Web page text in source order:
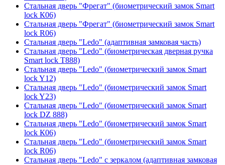
Стальная дверь "Фрегат" (биометрический замок Smart
lock К06)
Стальная дверь "Фрегат" (биометрический замок Smart
lock R06)
Стальная дверь "Ledo" (адаптивная замковая часть)
Стальная дверь "Ledo" (биометрическая дверная ручка
Smart lock T888)
Стальная дверь "Ledo" (биометрический замок Smart
lock Y12)
Стальная дверь "Ledo" (биометрический замок Smart
lock Y23)
Стальная дверь "Ledo" (биометрический замок Smart
lock DZ 888)
Стальная дверь "Ledo" (биометрический замок Smart
lock К06)
Стальная дверь "Ledo" (биометрический замок Smart
lock R06)
Стальная дверь "Ledo" с зеркалом (адаптивная замковая